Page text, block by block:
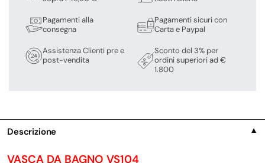
Pagamenti alla
consegna
Assistenza Clienti pre e
post-vendita
Pagamenti sicuri con
Carta e Paypal
Sconto del 3% per
ordini superiori ad €
1.800
Descrizione ▼
VASCA DA BAGNO VS104